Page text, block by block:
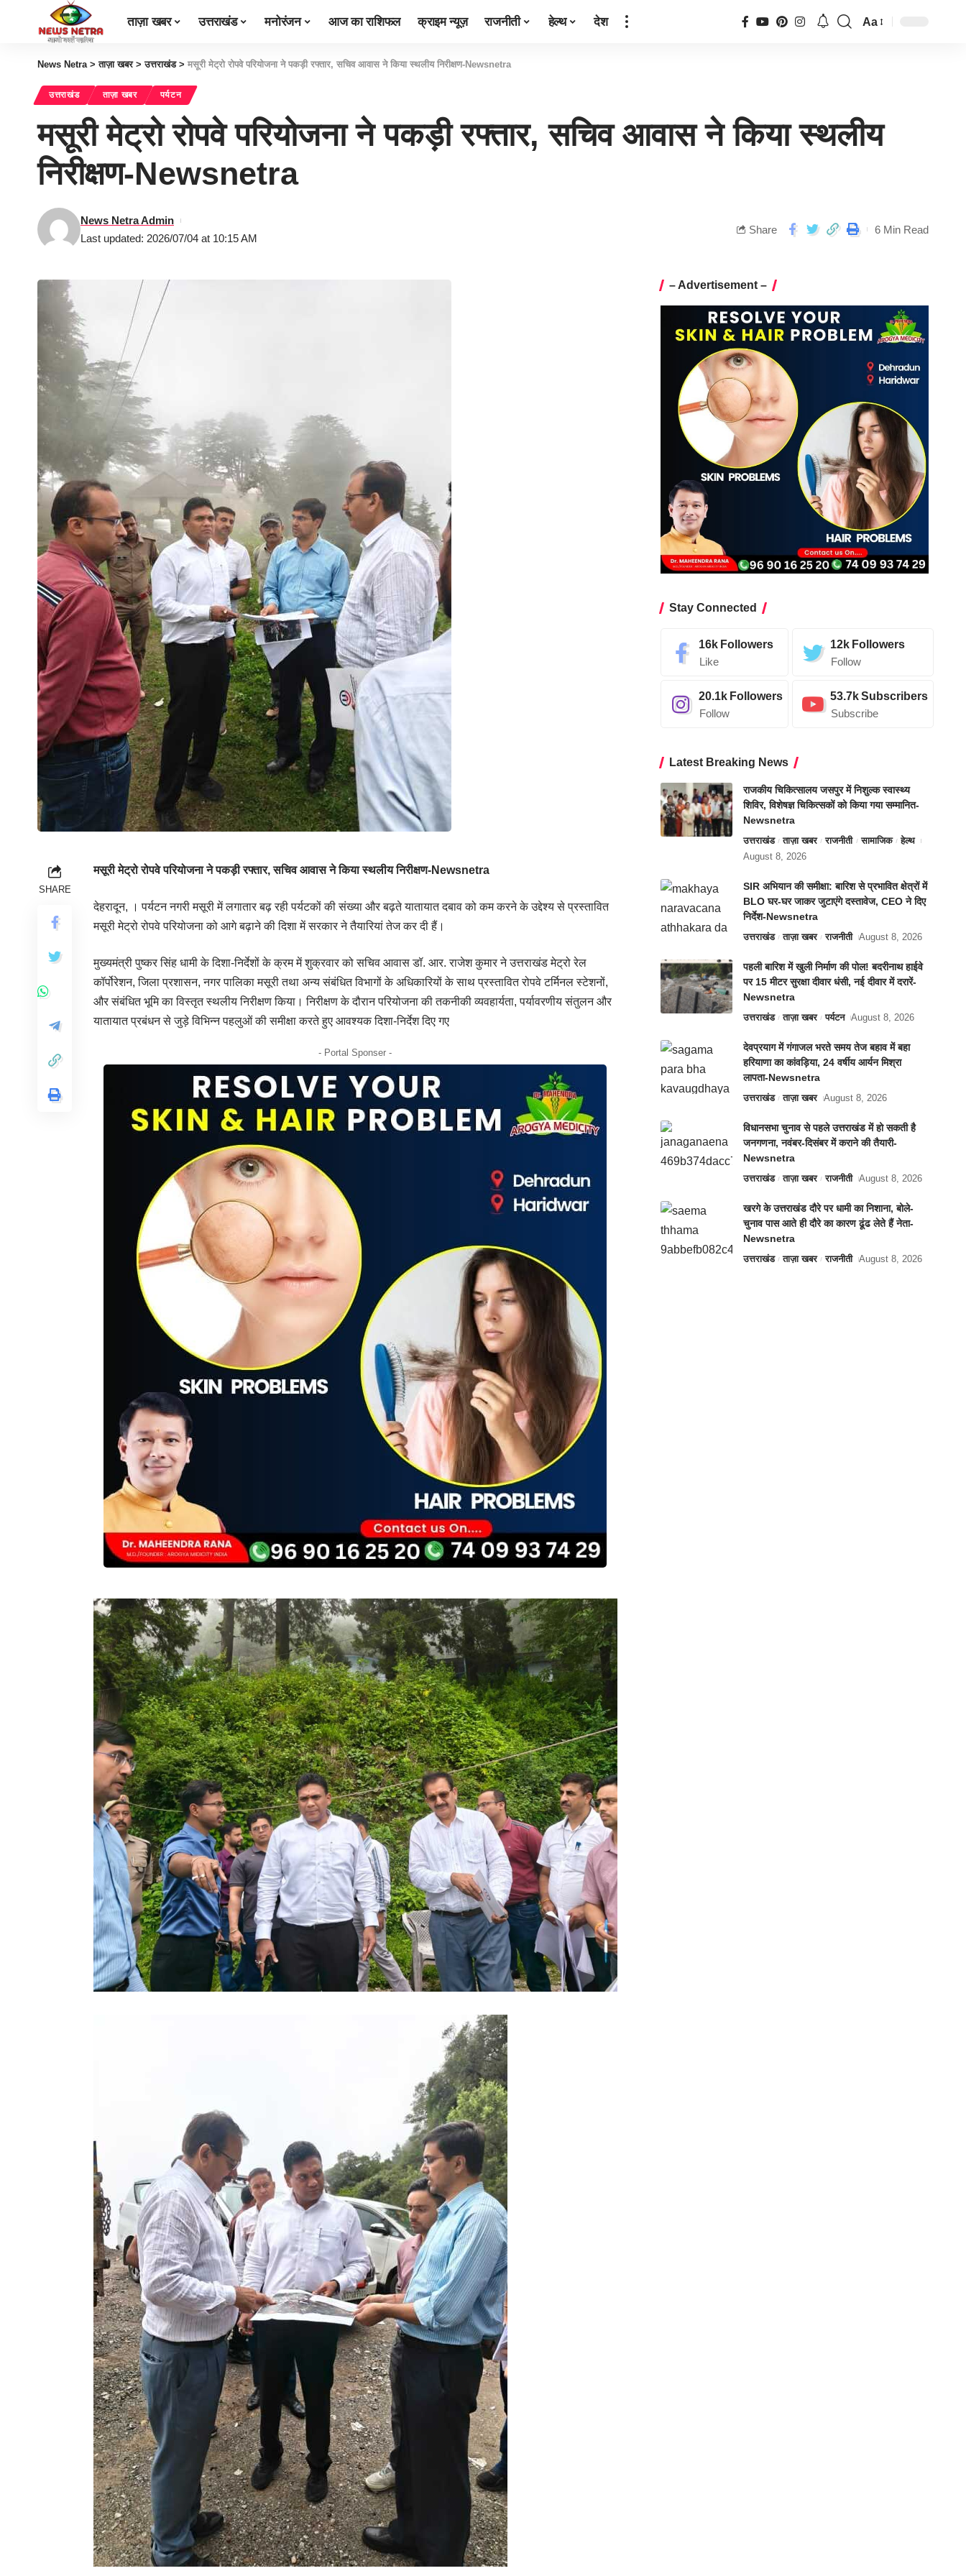
ताज़ा खबर उत्तराखंड मनोरंजन आज का राशिफल क्राइम न्यूज़ राजनीती हेल्थ देश Aa
News Netra>ताज़ा खबर>उत्तराखंड> मसूरी मेट्रो रोपवे परियोजना ने पकड़ी रफ्तार, सचिव आवास ने किया स्थलीय निरीक्षण-Newsnetra
उत्तराखंड ताज़ा खबर पर्यटन
मसूरी मेट्रो रोपवे परियोजना ने पकड़ी रफ्तार, सचिव आवास ने किया स्थलीय
निरीक्षण-Newsnetra
Last updated: 2026/07/04 at 10:15 AM
News Netra Admin
Share 6 Min Read
SHARE
मसूरी मेट्रो रोपवे परियोजना ने पकड़ी रफ्तार, सचिव आवास ने किया स्थलीय निरीक्षण-Newsnetra
देहरादून, । पर्यटन नगरी मसूरी में लगातार बढ़ रही पर्यटकों की संख्या और बढ़ते यातायात दबाव को कम करने के उद्देश्य से प्रस्तावित
मसूरी मेट्रो रोपवे परियोजना को आगे बढ़ाने की दिशा में सरकार ने तैयारियां तेज कर दी हैं।
मुख्यमंत्री पुष्कर सिंह धामी के दिशा-निर्देशों के क्रम में शुक्रवार को सचिव आवास डॉ. आर. राजेश कुमार ने उत्तराखंड मेट्रो रेल
कॉर्पोरेशन, जिला प्रशासन, नगर पालिका मसूरी तथा अन्य संबंधित विभागों के अधिकारियों के साथ प्रस्तावित रोपवे टर्मिनल स्टेशनों,
और संबंधित भूमि का विस्तृत स्थलीय निरीक्षण किया। निरीक्षण के दौरान परियोजना की तकनीकी व्यवहार्यता, पर्यावरणीय संतुलन और
यातायात प्रबंधन से जुड़े विभिन्न पहलुओं की समीक्षा करते हुए आवश्यक दिशा-निर्देश दिए गए
- Portal Sponser -
– Advertisement –
Stay Connected
16k Followers
Like
12k Followers
Follow
20.1k Followers
Follow
53.7kSubscribers
Subscribe
Latest Breaking News
राजकीय चिकित्सालय जसपुर में निशुल्क स्वास्थ्य
शिविर, विशेषज्ञ चिकित्सकों को किया गया सम्मानित-
Newsnetra
उत्तराखंड ताज़ा खबर राजनीती सामाजिक
हेल्थ
August 8, 2026
SIR अभियान की समीक्षा: बारिश से प्रभावित क्षेत्रों में
BLO घर-घर जाकर जुटाएंगे दस्तावेज, CEO ने दिए
निर्देश-Newsnetra
उत्तराखंड ताज़ा खबर राजनीती August 8, 2026
पहली बारिश में खुली निर्माण की पोल! बदरीनाथ हाईवे
पर 15 मीटर सुरक्षा दीवार धंसी, नई दीवार में दरारें-
Newsnetra
उत्तराखंड ताज़ा खबर पर्यटन August 8, 2026
देवप्रयाग में गंगाजल भरते समय तेज बहाव में बहा
हरियाणा का कांवड़िया, 24 वर्षीय आर्यन मिश्रा
लापता-Newsnetra
उत्तराखंड ताज़ा खबर August 8, 2026
विधानसभा चुनाव से पहले उत्तराखंड में हो सकती है
जनगणना, नवंबर-दिसंबर में कराने की तैयारी-
Newsnetra
उत्तराखंड ताज़ा खबर राजनीती August 8, 2026
खरगे के उत्तराखंड दौरे पर धामी का निशाना, बोले-
चुनाव पास आते ही दौरे का कारण ढूंढ लेते हैं नेता-
Newsnetra
उत्तराखंड ताज़ा खबर राजनीती August 8, 2026